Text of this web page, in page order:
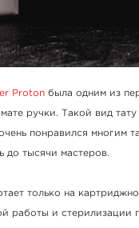
Proton была одним из
ручки. Такой вид
понравился многим
до тысячи мастеров.
только на
работы и стерилизации